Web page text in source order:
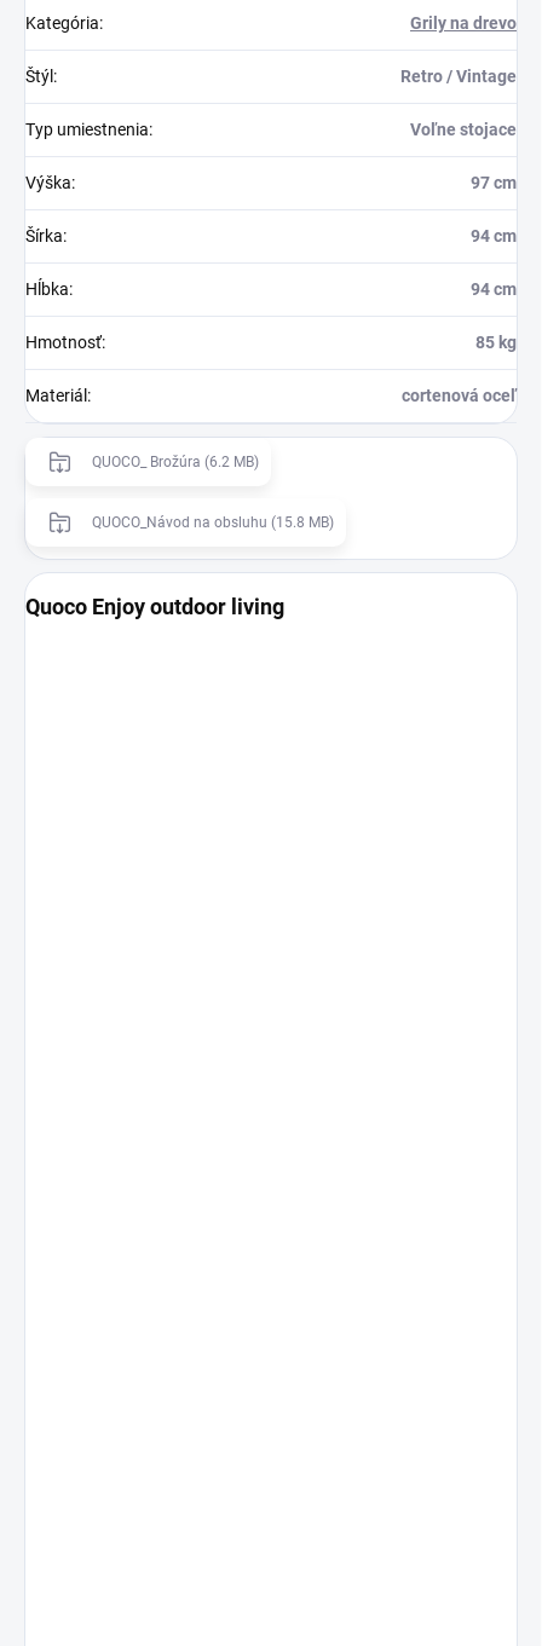
Kategória: Grily na drevo
Štýl : Retro / Vintage
Typ umiestnenia: Voľne stojace
Výška: 97 cm
Šírka: 94 cm
Hĺbka: 94 cm
Hmotnosť: 85 kg
Materiál : cortenová oceľ
QUOCO_ Brožúra (6.2 MB)
QUOCO_Návod na obsluhu (15.8 MB)
Quoco Enjoy outdoor living